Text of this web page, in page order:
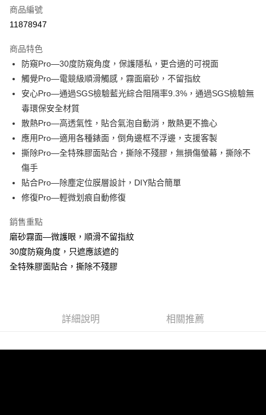
超商取貨付款
Apple Pay
街口支付
悠遊付
全盈+PAY
運送方式
每筆NT$60，滿NT$390(含以上)免運費
宅配
每筆NT$55，滿NT$390(含以上)免運費
商品編號
11878947
商品特色
防窺Pro—30度防窺角度，保護隱私，更合適的可視面
觸覺Pro—電競級順滑觸感，霧面磨砂，不留指紋
安心Pro—通過SGS檢驗藍光綜合阻隔率9.3%，通過SGS檢驗無
毒環保安全材質
散熱Pro—高透氣性，貼合氣泡自動消，散熱更不擔心
應用Pro—適用各種錶面，倒角邊框不浮邊，支援客製
撕除Pro—全特殊膠面貼合，撕除不殘膠，無損傷螢幕，撕除不
傷手
貼合Pro—除塵定位膜層設計，DIY貼合簡單
修復Pro—輕微划痕自動修復
銷售重點
磨砂霧面—微護眼，順滑不留指紋
30度防窺角度，只遮應該遮的
全特殊膠面貼合，撕除不殘膠
詳細說明 相關推薦